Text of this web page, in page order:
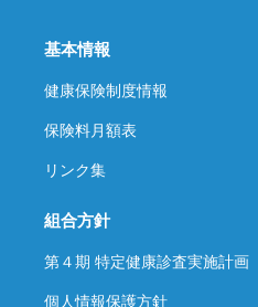
基本情報
健康保険制度情報
保険料月額表
リンク集
組合方針
第４期 特定健康診査実施計画
個人情報保護方針